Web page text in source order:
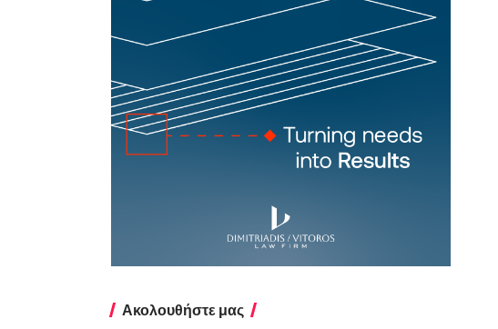
Ακολουθήστε μας